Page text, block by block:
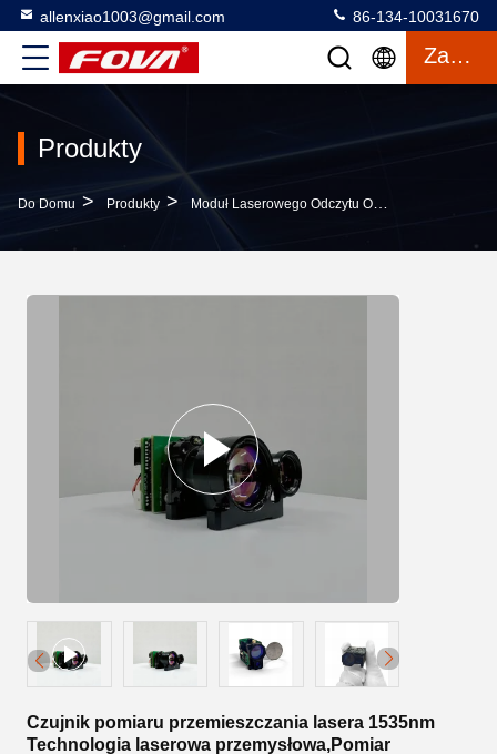
allenxiao1003@gmail.com 86-134-10031670
Zacytować
Produkty
Do Domu > Produkty > Moduł Laserowego Odczytu Odległości
Czujnik pomiaru przemieszczania lasera 1535nm
Technologia laserowa przemysłowa,Pomiar